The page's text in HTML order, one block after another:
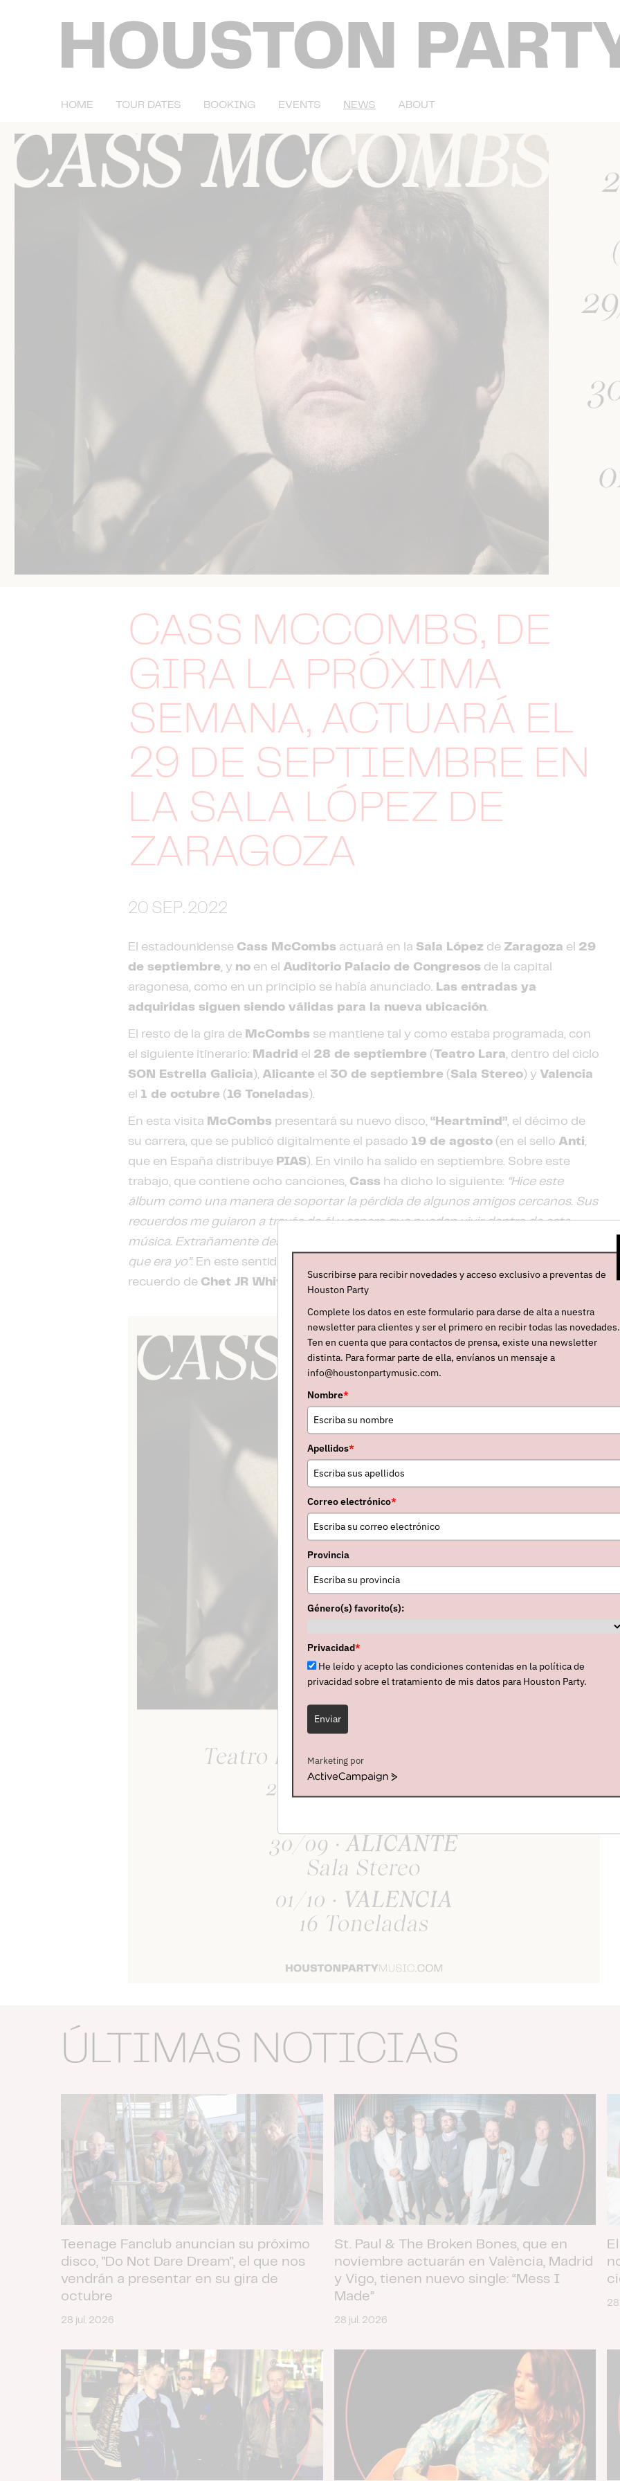
HOME TOUR DATES BOOKING EVENTS NEWS ABOUT
CASS MCCOMBS, DE
GIRA LA PRÓXIMA
SEMANA, ACTUARÁ EL
29 DE SEPTIEMBRE EN
LA SALA LÓPEZ DE
ZARAGOZA
20 SEP. 2022
El estadounidense Cass McCombs actuará en la Sala López de Zaragoza el 29
de septiembre, y no en el Auditorio Palacio de Congresos de la capital
aragonesa, como en un principio se había anunciado. Las entradas ya
adquiridas siguen siendo válidas para la nueva ubicación.
El resto de la gira de McCombs se mantiene tal y como estaba programada, con
el siguiente itinerario: Madrid el 28 de septiembre (Teatro Lara, dentro del ciclo
SON Estrella Galicia), Alicante el 30 de septiembre (Sala Stereo) y Valencia
el 1 de octubre (16 Toneladas).
En esta visita McCombs presentará su nuevo disco,“Heartmind”, el décimo de
su carrera, que se publicó digitalmente el pasado 19 de agosto (en el sello Anti,
que en España distribuye PIAS). En vinilo ha salido en septiembre. Sobre este
trabajo, que contiene ocho canciones, Cass ha dicho lo siguiente: “Hice este
álbum como una manera de soportar la pérdida de algunos amigos cercanos. Sus
recuerdos me guiaron a través de él y espero que puedan vivir dentro de esta
música. Extrañamente descubrí que no eran ellos quienes se habían perdido, sino
que era yo”. En este sentido, cabe mencionar que “Heartmind” está dedicado al
recuerdo de Chet JR White Sam JayneyNeal Casal.
ÚLTIMAS NOTICIAS
Teenage Fanclub anuncian su próximo
disco, "Do Not Dare Dream", el que nos
vendrán a presentar en su gira de
octubre
28 jul. 2026
St. Paul & The Broken Bones, que en
noviembre actuarán en València, Madrid
y Vigo, tienen nuevo single: “Mess I
Made”
28 jul. 2026
Suscribirse para recibir novedades y acceso exclusivo a preventas de
Houston Party
Complete los datos en este formulario para darse de alta a nuestra
newsletter para clientes y ser el primero en recibir todas las novedades.
Ten en cuenta que para contactos de prensa, existe una newsletter
distinta. Para formar parte de ella, envíanos un mensaje a
info@houstonpartymusic.com.
Nombre*
Apellidos*
Correo electrónico*
Provincia
Género(s) favorito(s):
Privacidad*
He leído y acepto las condiciones contenidas en la política de
privacidad sobre el tratamiento de mis datos para Houston Party.
Enviar
Marketing por
ActiveCampaign